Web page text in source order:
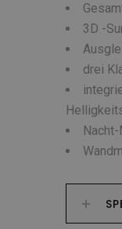
3D -
drei